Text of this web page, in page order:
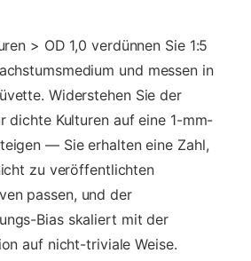
> OD 1,0 verdünnen Sie 1:5
und messen in
Widerstehen Sie der
dichte Kulturen auf eine 1-mm-
— Sie erhalten eine Zahl,
zu veröffentlichten
passen, und der
Bias skaliert mit der
auf nicht-triviale Weise.